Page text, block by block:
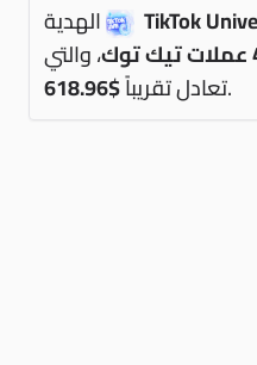
TikTok
، والتي
تعادل تقريباً$618.96 .